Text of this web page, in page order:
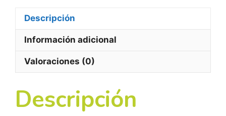
Descripción
Información adicional
Valoraciones (0)
Descripción